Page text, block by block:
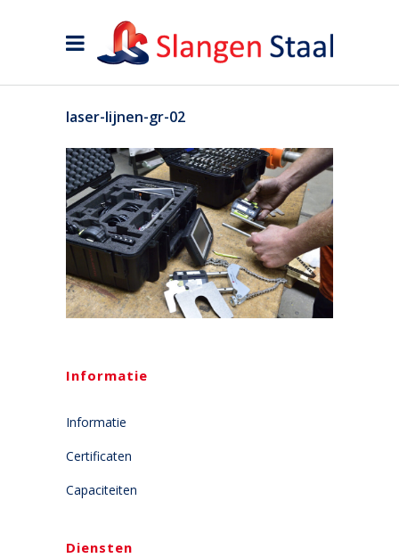
laser-lijnen-gr-02
Informatie
Informatie
Certificaten
Capaciteiten
Diensten